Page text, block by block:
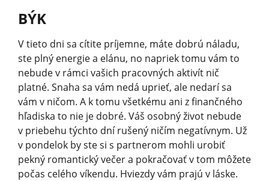
BÝK
V tieto dni sa cítite príjemne, máte dobrú náladu,
ste plný energie a elánu, no napriek tomu vám to
nebude v rámci vašich pracovných aktivít nič
platné. Snaha sa vám nedá uprieť, ale nedarí sa
vám v ničom. A k tomu všetkému ani z finančného
hľadiska to nie je dobré. Váš osobný život nebude
v priebehu týchto dní rušený ničím negatívnym. Už
v pondelok by ste si s partnerom mohli urobiť
pekný romantický večer a pokračovať v tom môžete
počas celého víkendu. Hviezdy vám prajú v láske.